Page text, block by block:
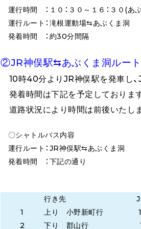
運行時間 ：１０：３０～１６：３０(あ
運行ルート：滝根運動場⇆あぶくま洞
発着時間 ：約30分間隔
②JR神俣駅⇆あぶくま洞ルート
10時40分よりJR神俣駅を発車し、
発着時間は下記を予定しております
道路状況により時間は前後いたし
〇シャトルバス内容
運行ルート：JR神俣駅⇆あぶくま洞
発着時間 ：下記の通り
行き先
1
上り 小野新町行
2
下り 郡山行